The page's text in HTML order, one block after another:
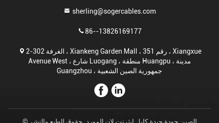
sherling@sogercables.com
86--13826169177
الغرفة 302-2 ، Xiankeng Garden Mall ، رقم 351 ، Xiangxue
Avenue West ، شارع Luogang ، منطقة Huangpu ، مدينة
Guangzhou ، جمهورية الصين الشعبية